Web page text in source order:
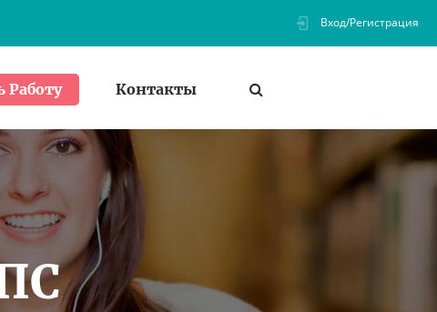
Вход/Регистрация
Работу Контакты